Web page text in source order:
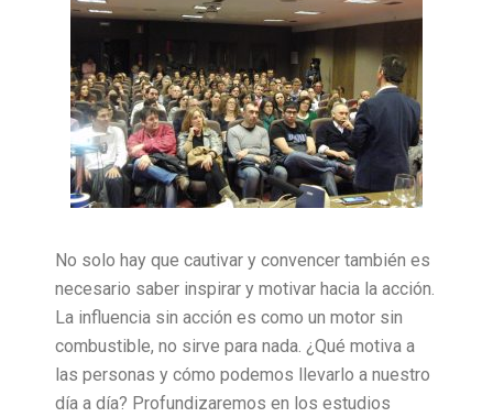
No solo hay que cautivar y convencer también es
necesario saber inspirar y motivar hacia la acción.
La influencia sin acción es como un motor sin
combustible, no sirve para nada. ¿Qué motiva a
las personas y cómo podemos llevarlo a nuestro
día a día? Profundizaremos en los estudios